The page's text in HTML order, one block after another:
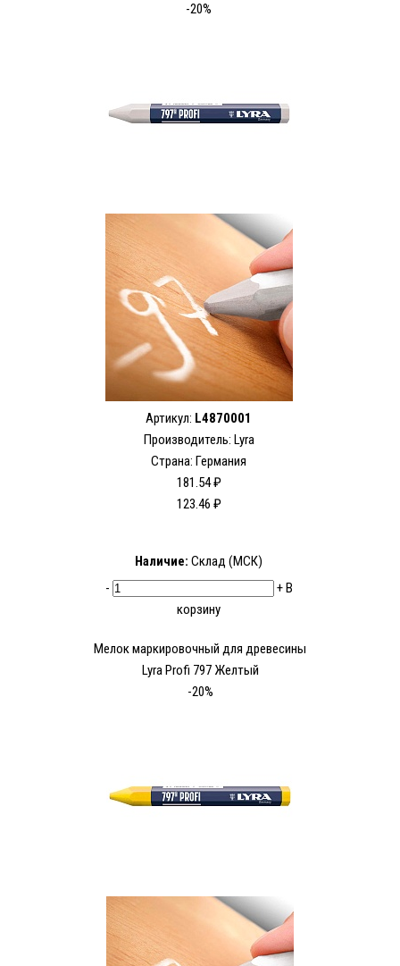
-20%
Артикул: L4870001
Производитель: Lyra
Страна: Германия
181.54 ₽
123.46 ₽
Наличие: Склад (МСК)
-
+В
корзину
Мелок маркировочный для древесины
Lyra Profi 797 Желтый
-20%